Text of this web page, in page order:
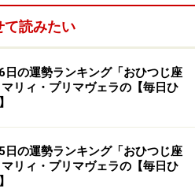
）
す。最新の内容をご確認くださ
】
連の商品をチェック！
て読みたい
日の運勢ランキング「おひつじ座
リィ・プリマヴェラの【毎日ひ
日の運勢ランキング「おひつじ座
リィ・プリマヴェラの【毎日ひ